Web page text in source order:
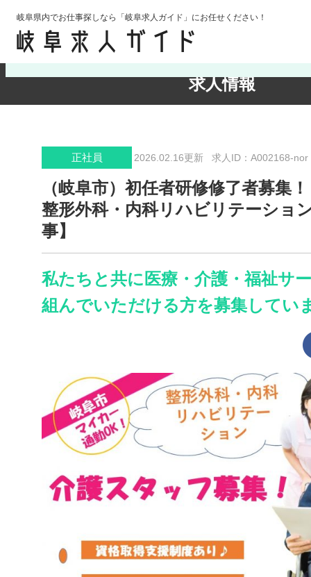
岐阜県内でお仕事探しなら「岐阜求人ガイド」にお任せください！
求人情報
検索条件の確認・変更
正社員 2026.02.16更新 求人ID：A002168-nor
（岐阜市）初任者研修修了者募集
整形外科・内科リハビリテーショ
事】
私たちと共に医療・介護・福祉サ
組んでいただける方を募集してい